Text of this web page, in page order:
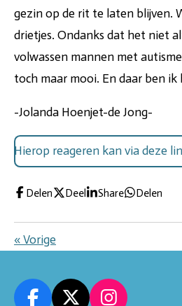
gezin op de rit te laten blijven.
drietjes. Ondanks dat het niet
volwassen mannen met
toch maar mooi. En daar ben
-Jolanda Hoenjet-de Jong-
Hierop reageren kan via deze
Delen Deel Share Delen
«Vorige